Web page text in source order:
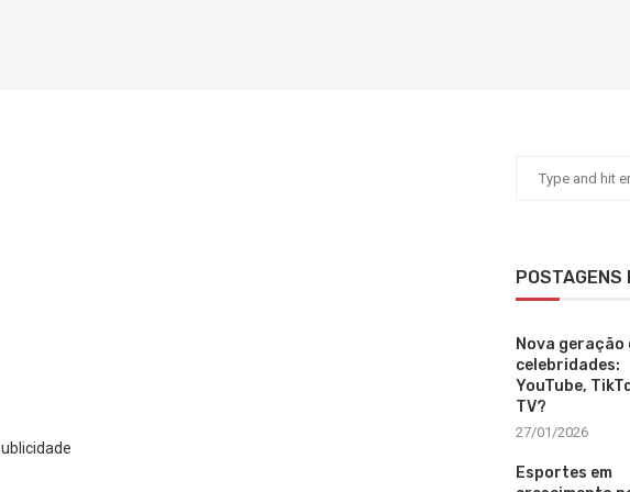
POSTAGENS
Nova geração
celebridades:
YouTube,
TV?
27/01/2026
Esportes em